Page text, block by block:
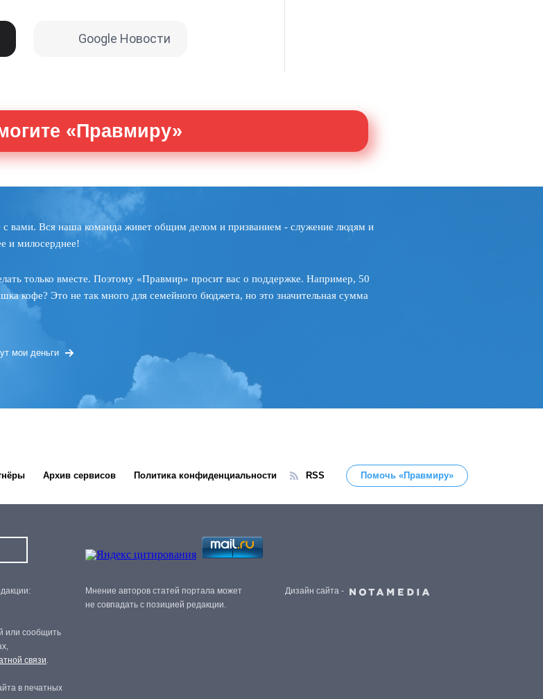
Google Новости
«Правмиру»
вами. Вся наша команда живет общим делом и призванием - служение людям и
и милосерднее!
только вместе. Поэтому «Правмир» просит вас о поддержке. Например, 50
кофе? Это не так много для семейного бюджета, но это значительная сумма
мои деньги
Архив сервисов Политика конфиденциальности RSS Помочь «Правмиру»
или сообщить
связи.
в печатных
Мнение авторов статей портала может
не совпадать с позицией редакции.
Дизайн сайта -